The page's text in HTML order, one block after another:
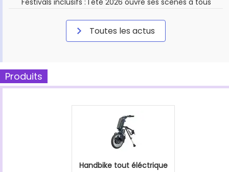
Toutes les actus
Produits
Handbike tout éléctrique